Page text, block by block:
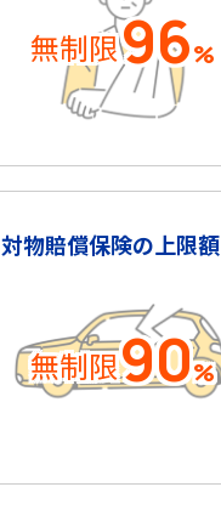
無制限96%
対物賠償保険の上限額
無制限90%